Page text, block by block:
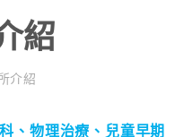
紹
介紹
、物理治療 、 兒童早期